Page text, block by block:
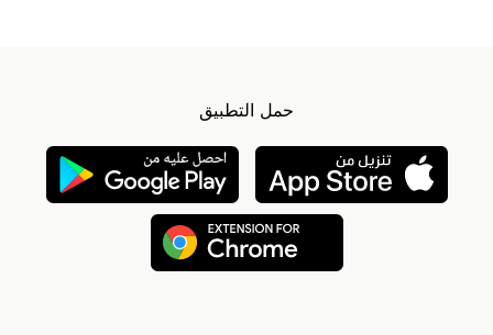
حمل التطبيق